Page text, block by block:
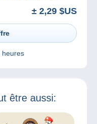
± 2,29 $US
heures
être aussi: